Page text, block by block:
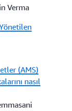
Verma
(AMS)
nasıl